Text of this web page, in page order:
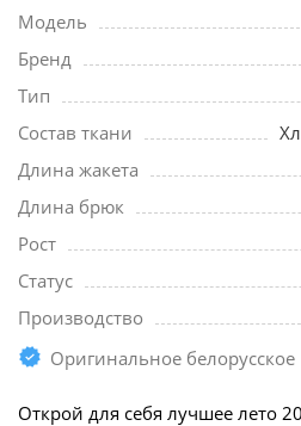
Модель
Бренд
Тип
Состав ткани
Длина жакета
Длина брюк
Рост
Статус
Производство
Оригинальное белорусское
Открой для себя лучшее лето